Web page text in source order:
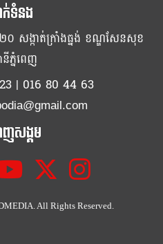
ក់ទំនង
សង្កាត់ក្រាំងធ្នង់ ខណ្ឌសែនសុខ
នីភ្នំពេញ
| 016 80 44 63
សង្គម
All Rights Reserved.